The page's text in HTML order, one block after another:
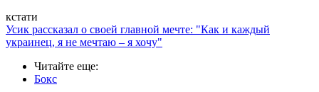
кстати
Усик рассказал о своей главной мечте: "Как и каждый
украинец, я не мечтаю – я хочу"
Читайте еще:
Бокс